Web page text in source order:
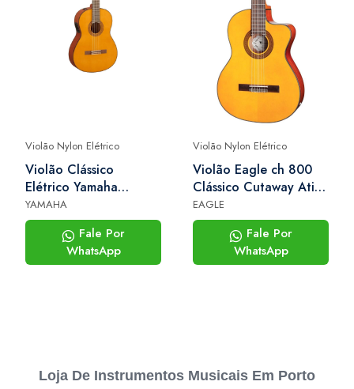
Violão Nylon Elétrico
Violão Clássico
Elétrico Yamaha
Cgx122ms
YAMAHA
Fale Por
WhatsApp
Violão Nylon Elétrico
Violão Eagle ch 800
Clássico Cutaway Ativo
Nylon Com Bag Deluxe
EAGLE
Fale Por
WhatsApp
Loja De Instrumentos Musicais Em Porto